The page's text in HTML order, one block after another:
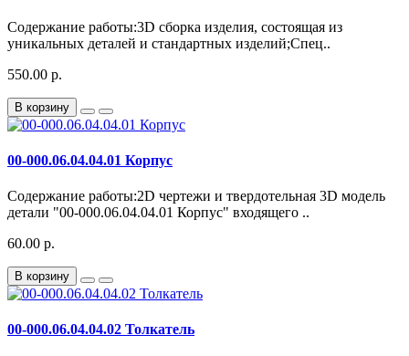
Содержание работы:3D сборка изделия, состоящая из
уникальных деталей и стандартных изделий;Спец..
550.00 р.
В корзину
00-000.06.04.04.01 Корпус
Содержание работы:2D чертежи и твердотельная 3D модель
детали "00-000.06.04.04.01 Корпус" входящего ..
60.00 р.
В корзину
00-000.06.04.04.02 Толкатель